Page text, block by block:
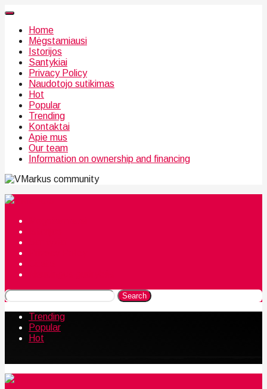
Home
Mėgstamiausi
Istorijos
Santykiai
Privacy Policy
Naudotojo sutikimas
Hot
Popular
Trending
Kontaktai
Apie mus
Our team
Information on ownership and financing
community
Search
Trending
Popular
Hot